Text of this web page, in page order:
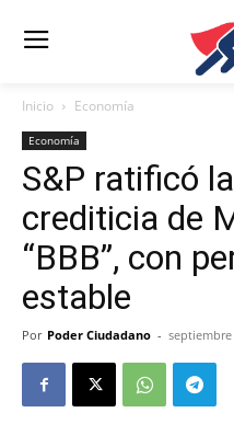
Inicio Economía
Economía
S&P ratificó
crediticia de
“BBB”, con
estable
Por Poder Ciudadano - septiembre